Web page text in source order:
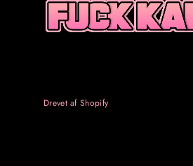
Drevet af Shopify